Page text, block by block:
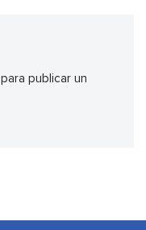
para publicar un